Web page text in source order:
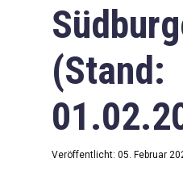
(Stand:
Veröffentlicht: 05. Februar